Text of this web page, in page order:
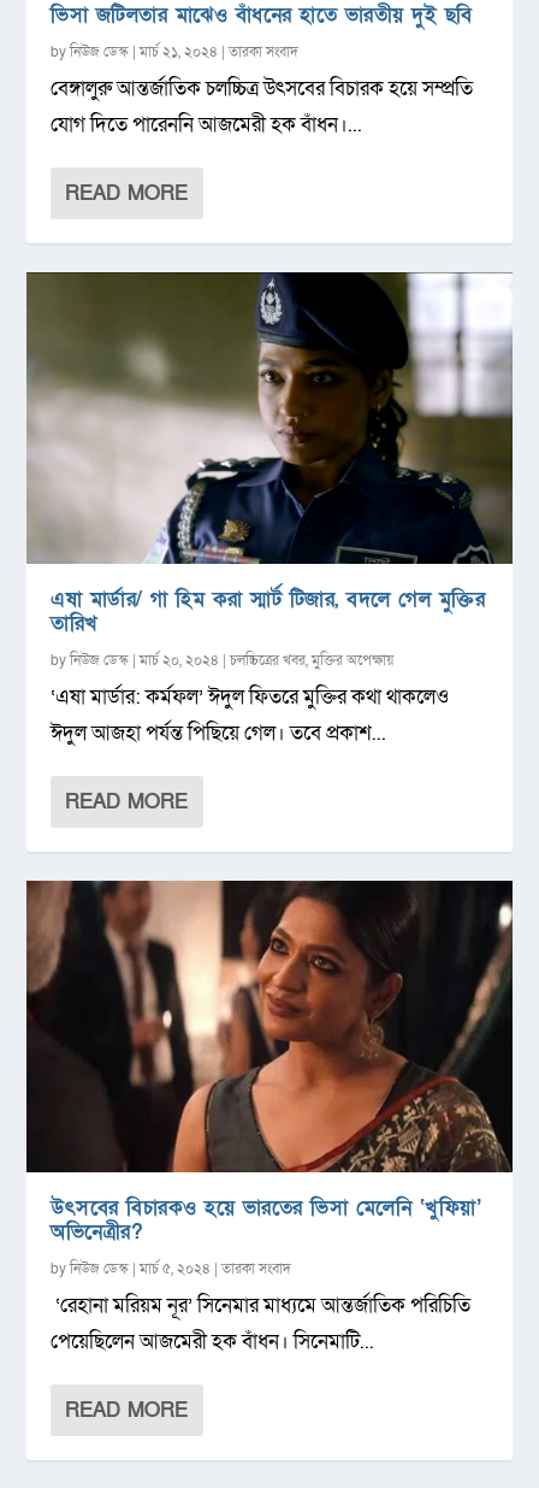
ভিসা জটিলতার মাঝেও বাঁধনের হাতে ভারতীয় দুই ছবি
byনিউজ ডেস্ক |মার্চ ২১, ২০২৪ |তারকা সংবাদ
বেঙ্গালুরু আন্তর্জাতিক চলচ্চিত্র উৎসবের বিচারক হয়ে সম্প্রতি
যোগ দিতে পারেননি আজমেরী হক বাঁধন।...
READ MORE
এষা মার্ডার/ গা হিম করা স্মার্ট টিজার, বদলে গেল মুক্তির
তারিখ
byনিউজ ডেস্ক |মার্চ ২০, ২০২৪ |চলচ্চিত্রের খবর,মুক্তির অপেক্ষায়
‘এষা মার্ডার: কর্মফল’ ঈদুল ফিতরে মুক্তির কথা থাকলেও
ঈদুল আজহা পর্যন্ত পিছিয়ে গেল। তবে প্রকাশ...
READ MORE
উৎসবের বিচারকও হয়ে ভারতের ভিসা মেলেনি ‘খুফিয়া’
অভিনেত্রীর?
byনিউজ ডেস্ক |মার্চ ৫, ২০২৪ |তারকা সংবাদ
‘রেহানা মরিয়ম নূর’ সিনেমার মাধ্যমে আন্তর্জাতিক পরিচিতি
পেয়েছিলেন আজমেরী হক বাঁধন। সিনেমাটি...
READ MORE